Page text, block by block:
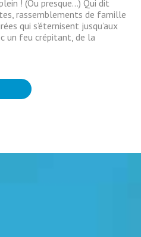
! (Ou presque…) Qui dit
rassemblements de famille
qui s’éternisent jusqu’aux
un feu crépitant, de la